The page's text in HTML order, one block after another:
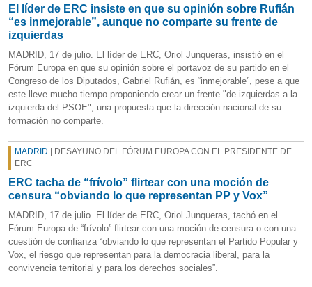
El líder de ERC insiste en que su opinión sobre Rufián
“es inmejorable”, aunque no comparte su frente de
izquierdas
MADRID, 17 de julio. El líder de ERC, Oriol Junqueras, insistió en el
Fórum Europa en que su opinión sobre el portavoz de su partido en el
Congreso de los Diputados, Gabriel Rufián, es “inmejorable”, pese a que
este lleve mucho tiempo proponiendo crear un frente "de izquierdas a la
izquierda del PSOE", una propuesta que la dirección nacional de su
formación no comparte.
MADRID | DESAYUNO DEL FÓRUM EUROPA CON EL PRESIDENTE DE
ERC
ERC tacha de “frívolo” flirtear con una moción de
censura “obviando lo que representan PP y Vox”
MADRID, 17 de julio. El líder de ERC, Oriol Junqueras, tachó en el
Fórum Europa de “frívolo” flirtear con una moción de censura o con una
cuestión de confianza “obviando lo que representan el Partido Popular y
Vox, el riesgo que representan para la democracia liberal, para la
convivencia territorial y para los derechos sociales”.